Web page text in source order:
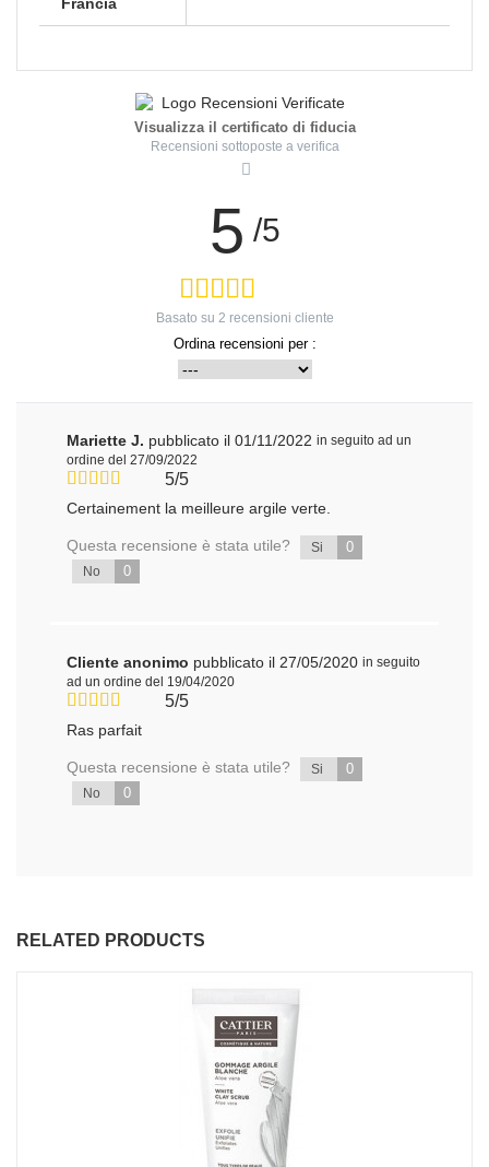
Visualizza il certificato di fiducia
Recensioni sottoposte a verifica
5 /5
Basato su 2 recensioni cliente
Ordina recensioni per :
Mariette J. pubblicato il 01/11/2022 in seguito ad un
ordine del 27/09/2022
5/5
Certainement la meilleure argile verte.
Questa recensione è stata utile? Si 0
No 0
Cliente anonimo pubblicato il 27/05/2020 in seguito
ad un ordine del 19/04/2020
5/5
Ras parfait
Questa recensione è stata utile? Si 0
No 0
RELATED PRODUCTS